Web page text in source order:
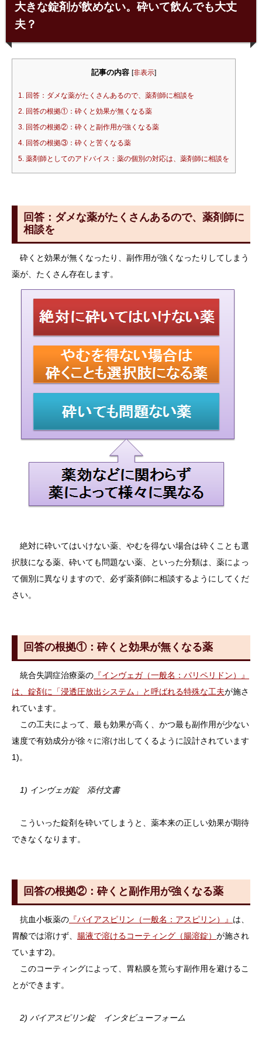
大きな錠剤が飲めない。砕いて飲んでも大丈
夫？
記事の内容 [非表示]
1. 回答：ダメな薬がたくさんあるので、薬剤師に相談を
2. 回答の根拠①：砕くと効果が無くなる薬
3. 回答の根拠②：砕くと副作用が強くなる薬
4. 回答の根拠③：砕くと苦くなる薬
5. 薬剤師としてのアドバイス：薬の個別の対応は、薬剤師に相談を
回答：ダメな薬がたくさんあるので、薬剤師に
相談を
砕くと効果が無くなったり、副作用が強くなったりしてしまう
薬が、たくさん存在します。
絶対に砕いてはいけない薬、やむを得ない場合は砕くことも選
択肢になる薬、砕いても問題ない薬、といった分類は、薬によっ
て個別に異なりますので、必ず薬剤師に相談するようにしてくだ
さい。
回答の根拠①：砕くと効果が無くなる薬
統合失調症治療薬の 『インヴェガ（一般名：パリペリドン）』
は、錠剤に「浸透圧放出システム」と呼ばれる特殊な工夫が施さ
れています。
この工夫によって、最も効果が高く、かつ最も副作用が少ない
速度で有効成分が徐々に溶け出してくるように設計されています
1)。
1) インヴェガ錠 添付文書
こういった錠剤を砕いてしまうと、薬本来の正しい効果が期待
できなくなります。
回答の根拠②：砕くと副作用が強くなる薬
抗血小板薬の 『バイアスピリン（一般名：アスピリン）』 は、
胃酸では溶けず、 腸液で溶けるコーティング（腸溶錠） が施され
ています2)。
このコーティングによって、胃粘膜を荒らす副作用を避けるこ
とができます。
2) バイアスピリン錠 インタビューフォーム